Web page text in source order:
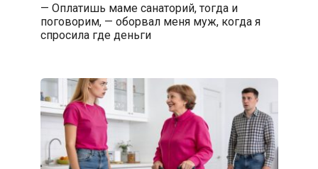
— Оплатишь маме санаторий, тогда и
поговорим, — оборвал меня муж, когда я
спросила где деньги